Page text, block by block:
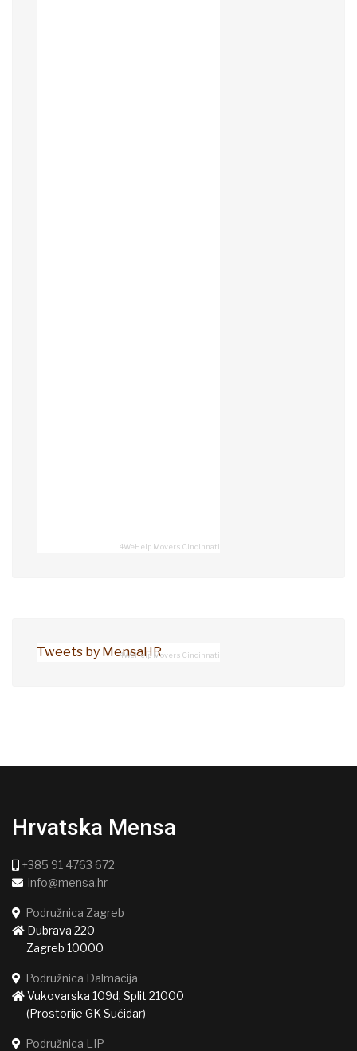
4WeHelp Movers Cincinnati
Tweets by MensaHR4WeHelp Movers Cincinnati
Hrvatska Mensa
+385 91 4763 672
info@mensa.hr
Podružnica Zagreb
Dubrava 220
Zagreb 10000
Podružnica Dalmacija
Vukovarska 109d, Split 21000
(Prostorije GK Sućidar)
Podružnica LIP